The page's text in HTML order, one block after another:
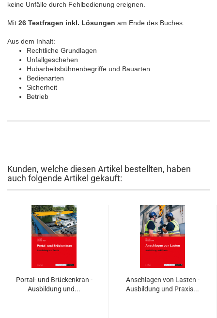
keine Unfälle durch Fehlbedienung ereignen.
Mit 26 Testfragen inkl. Lösungen am Ende des Buches.
Aus dem Inhalt:
Rechtliche Grundlagen
Unfallgeschehen
Hubarbeitsbühnenbegriffe und Bauarten
Bedienarten
Sicherheit
Betrieb
Kunden, welche diesen Artikel bestellten, haben
auch folgende Artikel gekauft:
Portal- und Brückenkran -
Ausbildung und...
Anschlagen von Lasten -
Ausbildung und Praxis...